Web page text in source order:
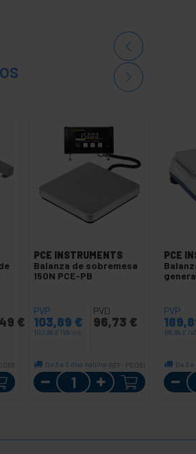
€
PCE INSTRUMENTS
Balanza de sobremesa
150N PCE-PB
PVP
103,89 €
103,89 € IVA inc.
PVD
96,73 €
De 3 a 5 días hábiles REF: PC061
Cantidad
PCE
PVP
189,89 €
De 3